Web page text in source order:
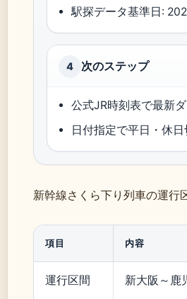
駅探データ基準日:
4 次のステップ
公式JR時刻表で最新
日付指定で平日・休
新幹線さくら下り列車の運行
項目 内容
運行区間 新大阪～鹿